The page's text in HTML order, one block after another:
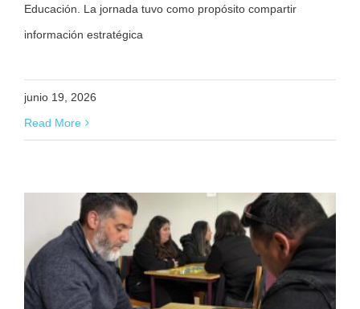
Educación. La jornada tuvo como propósito compartir
información estratégica
junio 19, 2026
Read More